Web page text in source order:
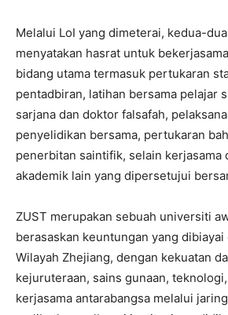
Melalui LoI yang dimeterai, kedua-
menyatakan hasrat untuk
bidang utama termasuk pertukaran
pentadbiran, latihan bersama pelajar
sarjana dan doktor falsafah,
penyelidikan bersama, pertukaran
penerbitan saintifik, selain kerjasama
akademik lain yang dipersetujui
ZUST merupakan sebuah universiti
berasaskan keuntungan yang dibiayai
Wilayah Zhejiang, dengan kekuatan
kejuruteraan, sains gunaan,
kerjasama antarabangsa melalui